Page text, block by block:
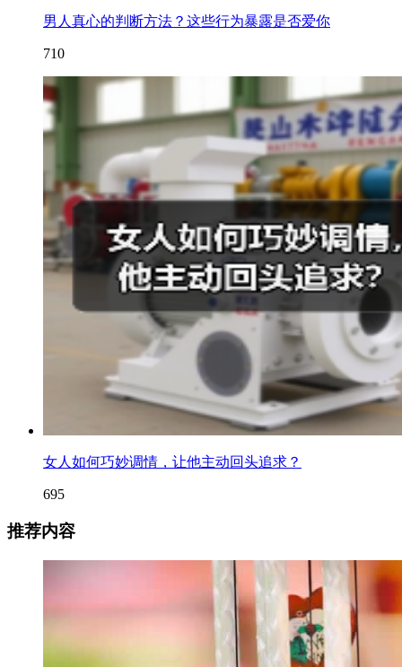
男人真心的判断方法？这些行为暴露是否爱你
710
女人如何巧妙调情，让他主动回头追求？
695
推荐内容